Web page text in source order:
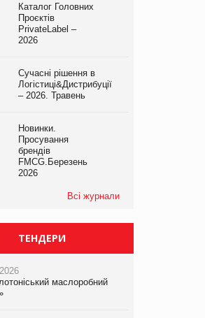
Каталог Головних
Проєктів
PrivateLabel –
2026
Сучасні рішення в
Логістиці&Дистрибуції
– 2026. Травень
Новинки.
Просування
брендів
FMCG.Березень
2026
Всі журнали
ТЕНДЕРИ
маслоробний